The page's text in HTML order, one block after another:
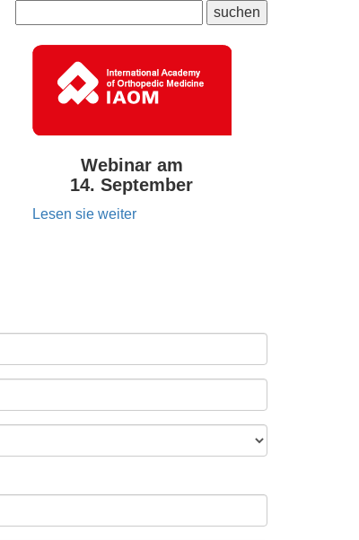
Webinar am
14. September
Lesen sie weiter